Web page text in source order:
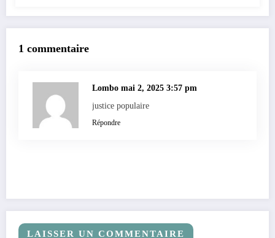
1 commentaire
Lombo mai 2, 2025 3:57 pm
justice populaire
Répondre
LAISSER UN COMMENTAIRE